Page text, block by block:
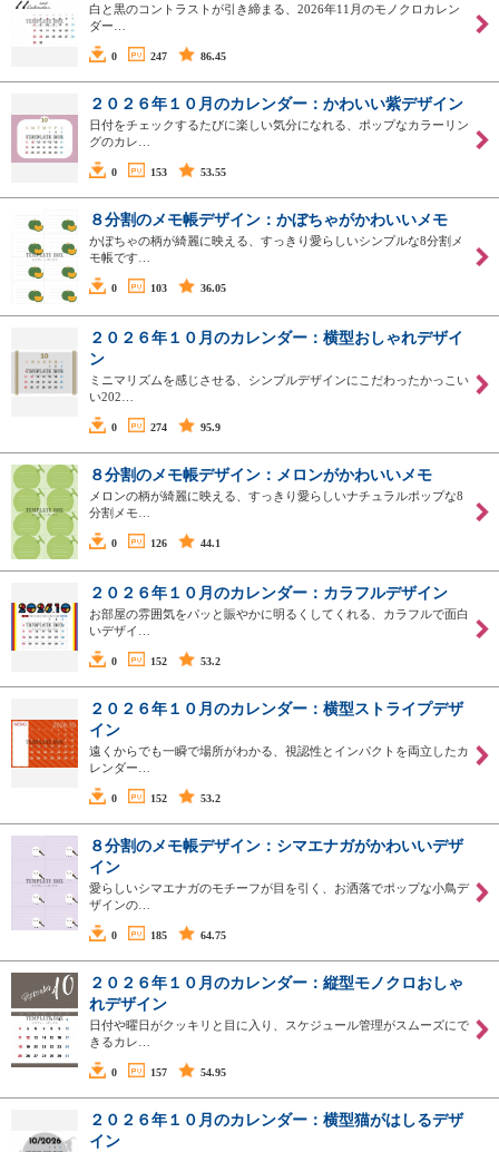
白と黒のコントラストが引き締まる、2026年11月のモノクロカレン
ダー…
0 247 86.45
２０２６年１０月のカレンダー：かわいい紫デザイン
日付をチェックするたびに楽しい気分になれる、ポップなカラーリン
グのカレ…
0 153 53.55
８分割のメモ帳デザイン：かぼちゃがかわいいメモ
かぼちゃの柄が綺麗に映える、すっきり愛らしいシンプルな8分割メ
モ帳です…
0 103 36.05
２０２６年１０月のカレンダー：横型おしゃれデザイ
ン
ミニマリズムを感じさせる、シンプルデザインにこだわったかっこい
い202…
0 274 95.9
８分割のメモ帳デザイン：メロンがかわいいメモ
メロンの柄が綺麗に映える、すっきり愛らしいナチュラルポップな8
分割メモ…
0 126 44.1
２０２６年１０月のカレンダー：カラフルデザイン
お部屋の雰囲気をパッと賑やかに明るくしてくれる、カラフルで面白
いデザイ…
0 152 53.2
２０２６年１０月のカレンダー：横型ストライプデザ
イン
遠くからでも一瞬で場所がわかる、視認性とインパクトを両立したカ
レンダー…
0 152 53.2
８分割のメモ帳デザイン：シマエナガがかわいいデザ
イン
愛らしいシマエナガのモチーフが目を引く、お洒落でポップな小鳥デ
ザインの…
0 185 64.75
２０２６年１０月のカレンダー：縦型モノクロおしゃ
れデザイン
日付や曜日がクッキリと目に入り、スケジュール管理がスムーズにで
きるカレ…
0 157 54.95
２０２６年１０月のカレンダー：横型猫がはしるデザ
イン